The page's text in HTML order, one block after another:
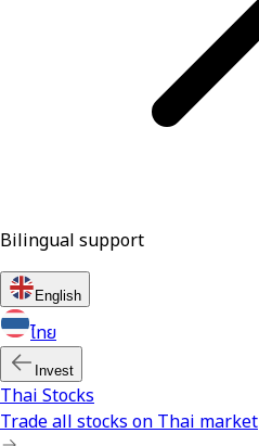
Bilingual support
English
ไทย
Invest
Thai Stocks
Trade all stocks on Thai market